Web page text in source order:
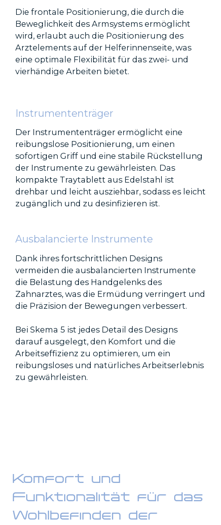
Die frontale Positionierung, die durch die
Beweglichkeit des Armsystems ermöglicht
wird, erlaubt auch die Positionierung des
Arztelements auf der Helferinnenseite, was
eine optimale Flexibilität für das zwei- und
vierhändige Arbeiten bietet.
Instrumententräger
Der Instrumententräger ermöglicht eine
reibungslose Positionierung, um einen
sofortigen Griff und eine stabile Rückstellung
der Instrumente zu gewährleisten. Das
kompakte Traytablett aus Edelstahl ist
drehbar und leicht ausziehbar, sodass es leicht
zugänglich und zu desinfizieren ist.
Ausbalancierte Instrumente
Dank ihres fortschrittlichen Designs
vermeiden die ausbalancierten Instrumente
die Belastung des Handgelenks des
Zahnarztes, was die Ermüdung verringert und
die Präzision der Bewegungen verbessert.
Bei Skema 5 ist jedes Detail des Designs
darauf ausgelegt, den Komfort und die
Arbeitseffizienz zu optimieren, um ein
reibungsloses und natürliches Arbeitserlebnis
zu gewährleisten.
Komfort und
Funktionalität für das
Wohlbefinden der